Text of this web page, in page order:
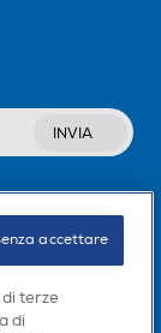
INVIA
terze
di
accettare